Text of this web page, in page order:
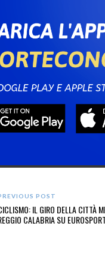
POST
IL GIRO DELLA CITTÀ
CALABRIA SU EUROSPORT